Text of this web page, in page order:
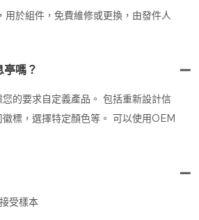
用於組件，免費維修或更換，由發件人
嗎？
的要求自定義產品。 包括重新設計信
標，選擇特定顏色等。 可以使用OEM
受樣本